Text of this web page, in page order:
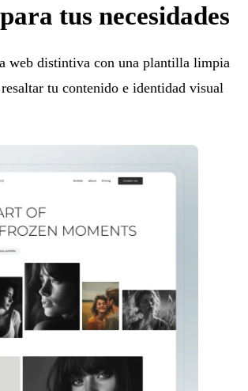
tus necesidades
web distintiva con una plantilla limpia
tu contenido e identidad visual